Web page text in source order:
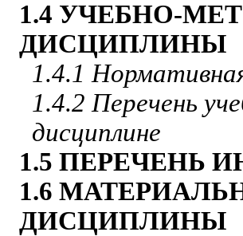
1.4 УЧЕБНО-
ДИСЦИПЛИНЫ
1.4.1
1.4.2 Перечень
дисциплине
1.5 ПЕРЕЧЕНЬ
1.6
ДИСЦИПЛИНЫ